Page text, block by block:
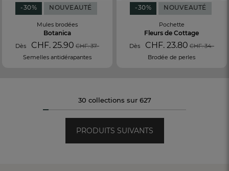
-30% NOUVEAUTÉ
Mules brodées
Botanica
Dès CHF. 25.90 CHF. 37.-
Semelles antidérapantes
-30% NOUVEAUTÉ
Pochette
Fleurs de Cottage
Dès CHF. 23.80 CHF. 34.-
Brodée de perles
30 collections sur 627
PRODUITS SUIVANTS